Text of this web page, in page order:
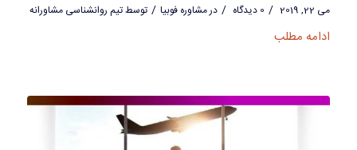
می 22, 2019 / 0 دیدگاه / درمشاوره فوبیا / توسطتیم روانشناسی مشاورانه
ادامه مطلب